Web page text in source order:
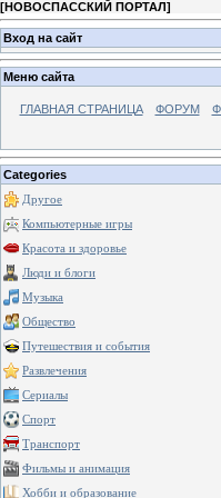
[НОВОСПАССКИЙ ПОРТАЛ]
Вход на сайт
Меню сайта
ГЛАВНАЯ СТРАНИЦА ФОРУМ
Categories
Другое
Компьютерные игры
Красота и здоровье
Люди и блоги
Музыка
Общество
Путешествия и события
Развлечения
Сериалы
Спорт
Транспорт
Фильмы и анимация
Хобби и образование